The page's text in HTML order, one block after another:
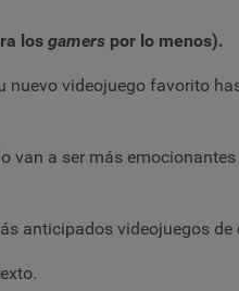
los gamers por lo menos).
nuevo videojuego favorito
van a ser más
anticipados videojuegos de